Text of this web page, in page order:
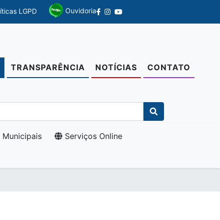
LGPD Ouvidoria
TRANSPARÊNCIA NOTÍCIAS CONTATO
Serviços Online